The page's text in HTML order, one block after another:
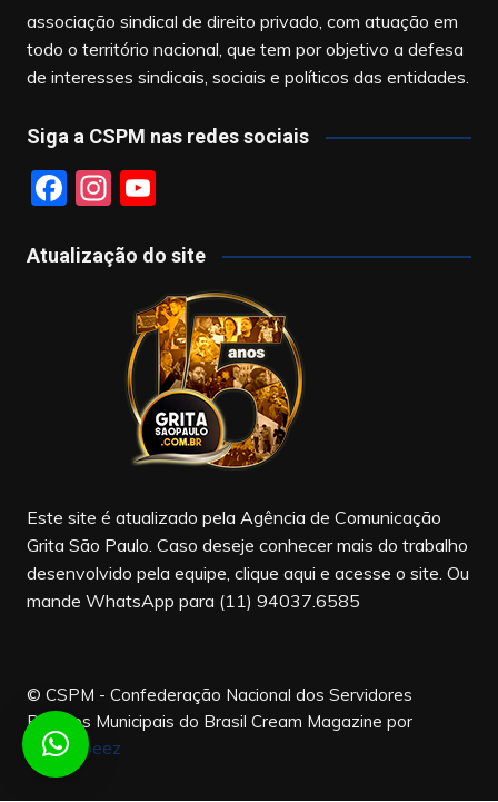
associação sindical de direito privado, com atuação em
todo o território nacional, que tem por objetivo a defesa
de interesses sindicais, sociais e políticos das entidades.
Siga a CSPM nas redes sociais
F
c
In
a
m
Y
u
T
u
b
e
Atualização do site
Este site é atualizado pela Agência de Comunicação
Grita São Paulo. Caso deseje conhecer mais do trabalho
desenvolvido pela equipe, clique aqui e acesse o site. Ou
mande WhatsApp para (11) 94037.6585
© CSPM - Confederação Nacional dos Servidores
Públicos Municipais do Brasil Cream Magazine por
Themebeez